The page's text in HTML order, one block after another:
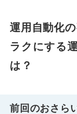
運用自動化
ラクにする
は？
前回のおさら